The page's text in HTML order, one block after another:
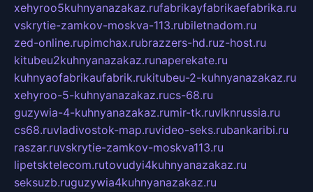
xehyroo5kuhnyanazakaz.rufabrikayfabrikaefabrika.ru
vskrytie-zamkov-moskva-113.rubiletnadom.ru
zed-online.rupimchax.rubrazzers-hd.ruz-host.ru
kitubeu2kuhnyanazakaz.runaperekate.ru
kuhnyaofabrikaufabrik.rukitubeu-2-kuhnyanazakaz.ru
xehyroo-5-kuhnyanazakaz.rucs-68.ru
guzywia-4-kuhnyanazakaz.rumir-tk.ruvlknrussia.ru
cs68.ruvladivostok-map.ruvideo-seks.rubankaribi.ru
raszar.ruvskrytie-zamkov-moskva113.ru
lipetsktelecom.rutovudyi4kuhnyanazakaz.ru
seksuzb.ruguzywia4kuhnyanazakaz.ru